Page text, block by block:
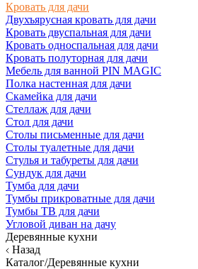
Кровать для дачи
Двухъярусная кровать для дачи
Кровать двуспальная для дачи
Кровать односпальная для дачи
Кровать полуторная для дачи
Мебель для ванной PIN MAGIC
Полка настенная для дачи
Скамейка для дачи
Стеллаж для дачи
Стол для дачи
Столы письменные для дачи
Столы туалетные для дачи
Стулья и табуреты для дачи
Сундук для дачи
Тумба для дачи
Тумбы прикроватные для дачи
Тумбы ТВ для дачи
Угловой диван на дачу
Деревянные кухни
Назад
Каталог/Деревянные кухни